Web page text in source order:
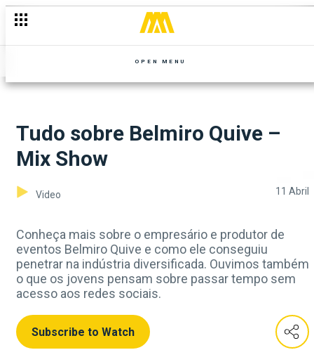
OPEN MENU
Tudo sobre Belmiro Quive –
Mix Show
Video 11 Abril
Conheça mais sobre o empresário e produtor de
eventos Belmiro Quive e como ele conseguiu
penetrar na indústria diversificada. Ouvimos também
o que os jovens pensam sobre passar tempo sem
acesso aos redes sociais.
Subscribe to Watch